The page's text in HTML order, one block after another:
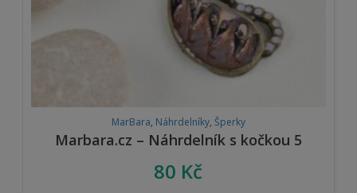
MarBara, Náhrdelníky, Šperky
Marbara.cz – Náhrdelník s kočkou 5
80 Kč